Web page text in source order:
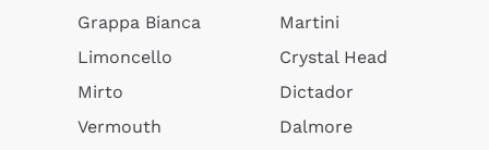
Grappa Bianca
Limoncello
Mirto
Vermouth
Martini
Crystal Head
Dictador
Dalmore